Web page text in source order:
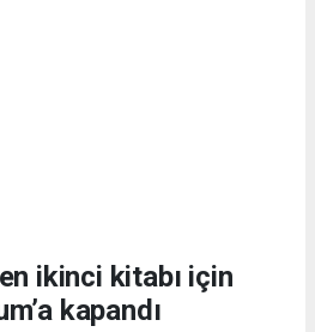
ikinci kitabı için
kapandı